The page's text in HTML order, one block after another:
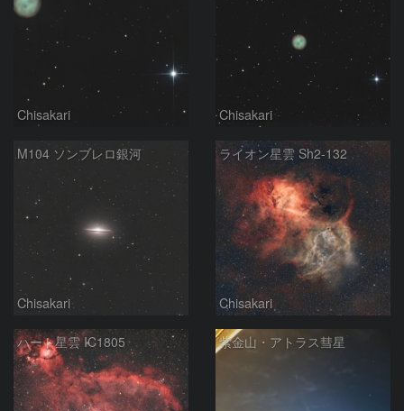
Chisakari Chisakari
M104 ソンブレロ銀河
Chisakari
ライオン星雲 Sh2-132
Chisakari
ハート星雲 IC1805 紫金山・アトラス彗星